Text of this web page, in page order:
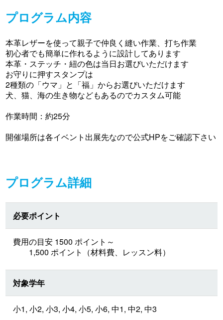
プログラム内容
本革レザーを使って親子で仲良く縫い作業、打ち作業
初心者でも簡単に作れるように設計してあります
本革・ステッチ・紐の色は当日お選びいただけます
お守りに押すスタンプは
2種類の「ウマ」と「福」からお選びいただけます
犬、猫、海の生き物などもあるのでカスタム可能
作業時間：約25分
開催場所は各イベント出展先なので公式HPをご確認下さい
プログラム詳細
必要ポイント
費用の目安 1500 ポイント～
1,500 ポイント（材料費、レッスン料）
対象学年
小1, 小2, 小3, 小4, 小5, 小6, 中1, 中2, 中3